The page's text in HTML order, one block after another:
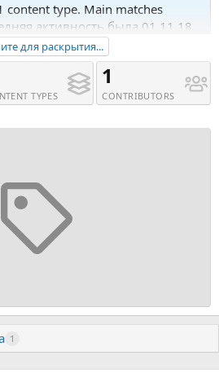
content type. Main matches
активность была 01.11.18
Тема 'ePack v1.5 - 25 CSS3
для раскрытия...
TYPES
1
CONTRIBUTORS
1